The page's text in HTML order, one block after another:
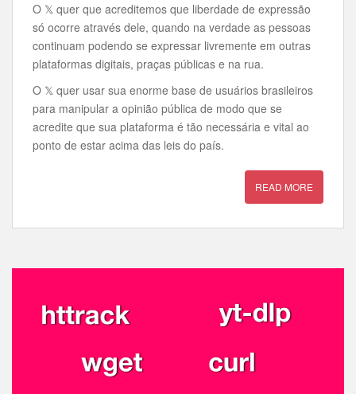
O 𝕏 quer que acreditemos que liberdade de expressão
só ocorre através dele, quando na verdade as pessoas
continuam podendo se expressar livremente em outras
plataformas digitais, praças públicas e na rua.
O 𝕏 quer usar sua enorme base de usuários brasileiros
para manipular a opinião pública de modo que se
acredite que sua plataforma é tão necessária e vital ao
ponto de estar acima das leis do país.
READ MORE